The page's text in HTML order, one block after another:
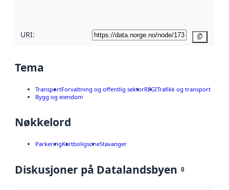
URI:
Tema
TransportForvaltning og offentlig sektorREGITrafikk og transport
Bygg og eiendom
Nøkkelord
ParkeringKartboligsoneStavanger
Diskusjoner på Datalandsbyen 0